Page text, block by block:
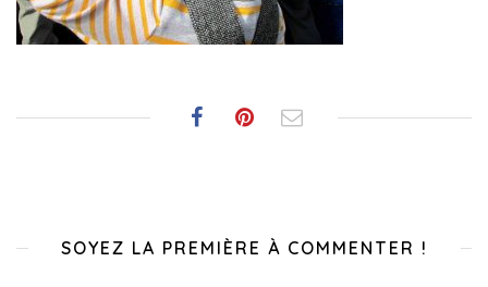
SOYEZ LA PREMIÈRE À COMMENTER !